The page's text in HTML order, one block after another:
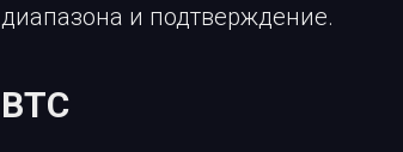
диапазона и подтверждение.
BTC